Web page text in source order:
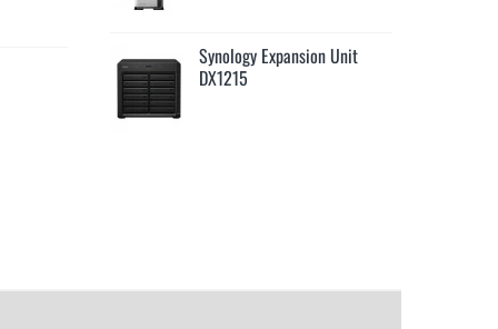
Synology Expansion Unit
Synology DiskStation